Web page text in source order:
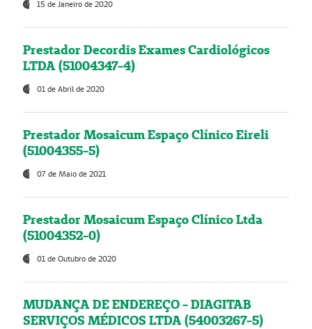
15 de Janeiro de 2020
Prestador Decordis Exames Cardiológicos
LTDA (51004347-4)
01 de Abril de 2020
Prestador Mosaicum Espaço Clínico Eireli
(51004355-5)
07 de Maio de 2021
Prestador Mosaicum Espaço Clínico Ltda
(51004352-0)
01 de Outubro de 2020
MUDANÇA DE ENDEREÇO - DIAGITAB
SERVIÇOS MÉDICOS LTDA (54003267-5)